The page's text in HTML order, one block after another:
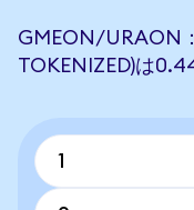
GMEON/URAON
TOKENIZED)は